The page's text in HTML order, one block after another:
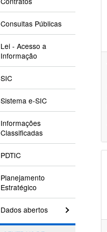
Consultas Públicas
Lei - Acesso a
Informação
SIC
Sistema e-SIC
Informações
Classificadas
PDTIC
Planejamento
Estratégico
Dados abertos